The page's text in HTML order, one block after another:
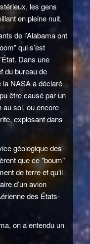
les gens
en pleine nuit.
de l’Alabama ont
qui s’est
Dans une
du bureau de
la NASA a déclaré
être causé par un
au sol, ou encore
explosant dans
géologique des
que ce "boum"
de terre et qu'il
d’un avion
des États-
on a entendu un